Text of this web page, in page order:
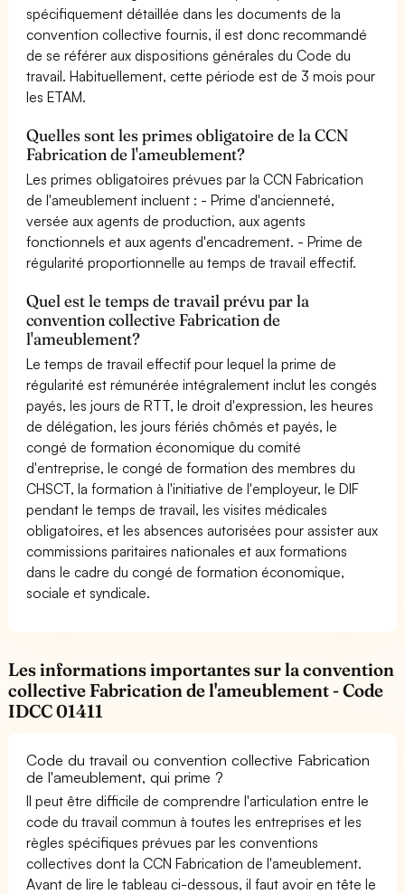
spécifiquement détaillée dans les documents de la
convention collective fournis, il est donc recommandé
de se référer aux dispositions générales du Code du
travail. Habituellement, cette période est de 3 mois pour
les ETAM.
Quelles sont les primes obligatoire de la CCN
Fabrication de l'ameublement?
Les primes obligatoires prévues par la CCN Fabrication
de l'ameublement incluent : - Prime d'ancienneté,
versée aux agents de production, aux agents
fonctionnels et aux agents d'encadrement. - Prime de
régularité proportionnelle au temps de travail effectif.
Quel est le temps de travail prévu par la
convention collective Fabrication de
l'ameublement?
Le temps de travail effectif pour lequel la prime de
régularité est rémunérée intégralement inclut les congés
payés, les jours de RTT, le droit d'expression, les heures
de délégation, les jours fériés chômés et payés, le
congé de formation économique du comité
d'entreprise, le congé de formation des membres du
CHSCT, la formation à l'initiative de l'employeur, le DIF
pendant le temps de travail, les visites médicales
obligatoires, et les absences autorisées pour assister aux
commissions paritaires nationales et aux formations
dans le cadre du congé de formation économique,
sociale et syndicale.
Les informations importantes sur la convention
collective Fabrication de l'ameublement - Code
IDCC 01411
Code du travail ou convention collective Fabrication
de l'ameublement, qui prime ?
Il peut être difficile de comprendre l'articulation entre le
code du travail commun à toutes les entreprises et les
règles spécifiques prévues par les conventions
collectives dont la CCN Fabrication de l'ameublement.
Avant de lire le tableau ci-dessous, il faut avoir en tête le